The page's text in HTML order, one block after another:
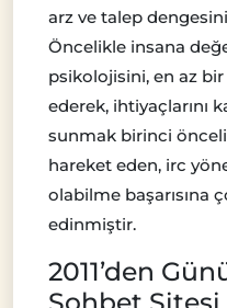
arz ve talep
Öncelikle insana
psikolojisini, en az
ederek, ihtiyaçlarını
sunmak birinci
hareket eden, irc
olabilme başarısına
edinmiştir.
2011’den